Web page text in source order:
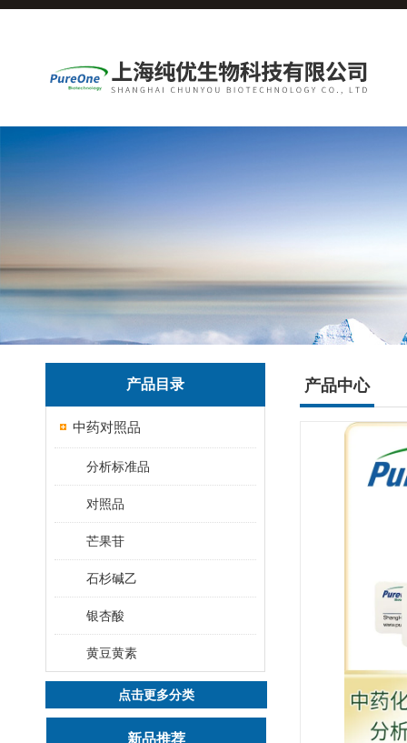
产品目录
中药对照品
分析标准品
对照品
芒果苷
石杉碱乙
银杏酸
黄豆黄素
点击更多分类
新品推荐
产品中心